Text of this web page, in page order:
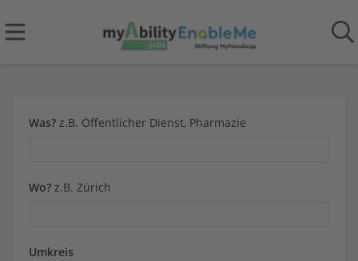
Was? z.B. Öffentlicher Dienst, Pharmazie
Wo? z.B. Zürich
Umkreis